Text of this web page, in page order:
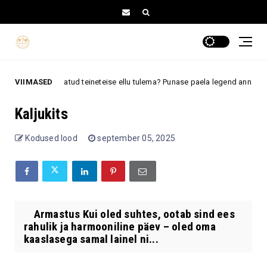
VIIMASED
on määratud teineteise ellu tulema? Punase paela legend annab sellele
Kaljukits
Kodused lood september 05, 2025
Armastus Kui oled suhtes, ootab sind ees
rahulik ja harmooniline päev – oled oma
kaaslasega samal lainel ni...